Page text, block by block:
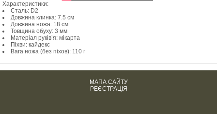
Характеристики:
Сталь: D2
Довжина клинка: 7.5 см
Довжина ножа: 18 см
Товщина обуху: 3 мм
Матеріал руків’я: мікарта
Піхви: кайдекс
Вага ножа (без піхов): 110 г
МАПА САЙТУ
РЕЄСТРАЦІЯ